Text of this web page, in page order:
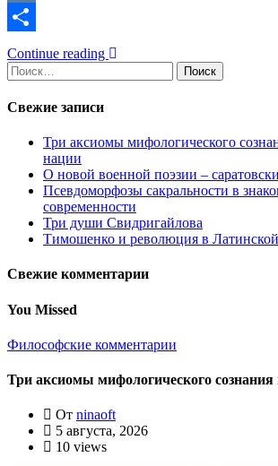
Link
VK
Отправить
Continue reading
Найти:
Свежие записи
Три аксиомы мифологического
нации
О новой военной поэзии –
Псевдоморфозы сакральности в
современности
Три души Свидригайлова
Тимошенко и революция в
Свежие комментарии
You Missed
Философские комментарии
Три аксиомы мифологического
От ninaoft
5 августа, 2026
10 views